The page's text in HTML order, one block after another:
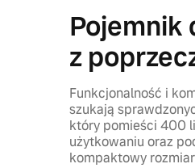
Pojemnik
z
Funkcjonalność i
szukają
który pomieści 400
użytkowaniu oraz
kompaktowy